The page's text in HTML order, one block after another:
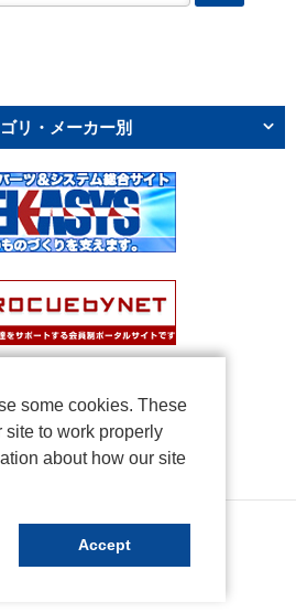
リ・メーカー別
some cookies. These
site to work properly
about how our site
Accept